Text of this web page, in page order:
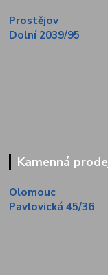
Prostějov
Dolní 2039/95
Kamenná
Olomouc
Pavlovická 45/36